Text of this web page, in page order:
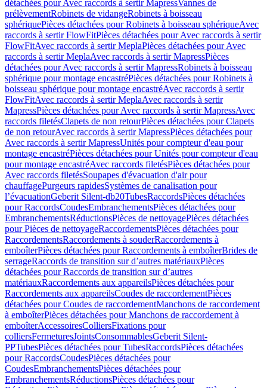
détachées pour Avec raccords à sertir MapressVannes de
prélèvementRobinets de vidangeRobinets à boisseau
sphériquePièces détachées pour Robinets à boisseau sphériqueAvec
raccords à sertir FlowFitPièces détachées pour Avec raccords à sertir
FlowFitAvec raccords à sertir MeplaPièces détachées pour Avec
raccords à sertir MeplaAvec raccords à sertir MapressPièces
détachées pour Avec raccords à sertir MapressRobinets à boisseau
sphérique pour montage encastréPièces détachées pour Robinets à
boisseau sphérique pour montage encastréAvec raccords à sertir
FlowFitAvec raccords à sertir MeplaAvec raccords à sertir
MapressPièces détachées pour Avec raccords à sertir MapressAvec
raccords filetésClapets de non retourPièces détachées pour Clapets
de non retourAvec raccords à sertir MapressPièces détachées pour
Avec raccords à sertir MapressUnités pour compteur d'eau pour
montage encastréPièces détachées pour Unités pour compteur d'eau
pour montage encastréAvec raccords filetésPièces détachées pour
Avec raccords filetésSoupapes d'évacuation d'air pour
chauffagePurgeurs rapidesSystèmes de canalisation pour
l’évacuationGeberit Silent-db20TubesRaccordsPièces détachées
pour RaccordsCoudesEmbranchementsPièces détachées pour
EmbranchementsRéductionsPièces de nettoyagePièces détachées
pour Pièces de nettoyageRaccordementsPièces détachées pour
RaccordementsRaccordements à souderRaccordements à
emboîterPièces détachées pour Raccordements à emboîterBrides de
serrageRaccords de transition sur d’autres matériauxPièces
détachées pour Raccords de transition sur d’autres
matériauxRaccordements aux appareilsPièces détachées pour
Raccordements aux appareilsCoudes de raccordementPièces
détachées pour Coudes de raccordementManchons de raccordement
à emboîterPièces détachées pour Manchons de raccordement à
emboîterAccessoiresColliersFixations pour
colliersFermeturesJointsConsommablesGeberit Silent-
PPTubesPièces détachées pour TubesRaccordsPièces détachées
pour RaccordsCoudesPièces détachées pour
CoudesEmbranchementsPièces détachées pour
EmbranchementsRéductionsPièces détachées pour